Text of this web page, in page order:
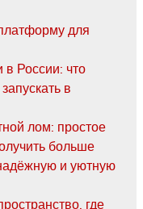
для
России: что
в
лом: простое
больше
и уютную
где